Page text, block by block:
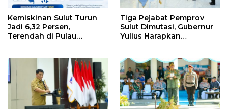
Kemiskinan Sulut Turun
Jadi 6,32 Persen,
Terendah di Pulau
Tiga Pejabat Pemprov
Sulut Dimutasi, Gubernur
Yulius Harapkan